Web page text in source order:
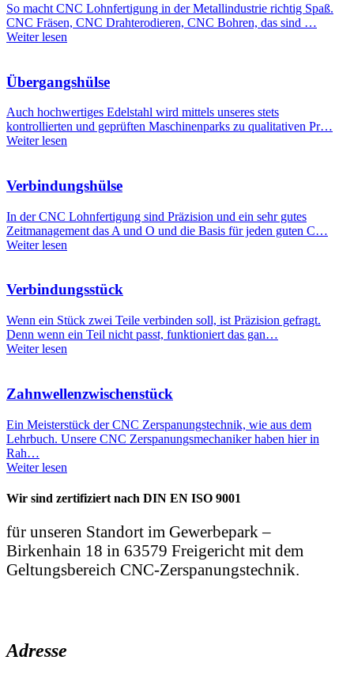
So macht CNC Lohnfertigung in der Metallindustrie richtig Spaß.
CNC Fräsen, CNC Drahterodieren, CNC Bohren, das sind …
Weiter lesen
Übergangshülse
Auch hochwertiges Edelstahl wird mittels unseres stets
kontrollierten und geprüften Maschinenparks zu qualitativen Pr…
Weiter lesen
Verbindungshülse
In der CNC Lohnfertigung sind Präzision und ein sehr gutes
Zeitmanagement das A und O und die Basis für jeden guten C…
Weiter lesen
Verbindungsstück
Wenn ein Stück zwei Teile verbinden soll, ist Präzision gefragt.
Denn wenn ein Teil nicht passt, funktioniert das gan…
Weiter lesen
Zahnwellen­zwischenstück
Ein Meisterstück der CNC Zerspanungstechnik, wie aus dem
Lehrbuch. Unsere CNC Zerspanungsmechaniker haben hier in
Rah…
Weiter lesen
Wir sind zertifiziert nach DIN EN ISO 9001
für unseren Standort im Gewerbepark –
Birkenhain 18 in 63579 Freigericht mit dem
Geltungsbereich CNC-Zerspanungstechnik.
Adresse